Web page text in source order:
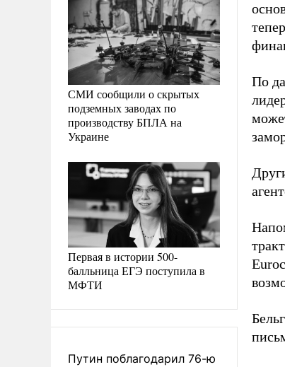
СМИ сообщили о скрытых
подземных заводах по
производству БПЛА на
Украине
Первая в истории 500-
балльница ЕГЭ поступила в
МФТИ
Путин поблагодарил 76-ю
По